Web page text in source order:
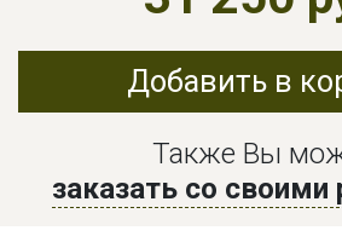
Добавить в
Также Вы
заказать со